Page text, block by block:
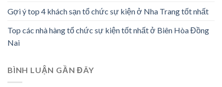
Gợi ý top 4 khách sạn tổ chức sự kiện ở Nha Trang tốt nhất
Top các nhà hàng tổ chức sự kiện tốt nhất ở Biên Hòa Đồng
Nai
BÌNH LUẬN GẦN ĐÂY